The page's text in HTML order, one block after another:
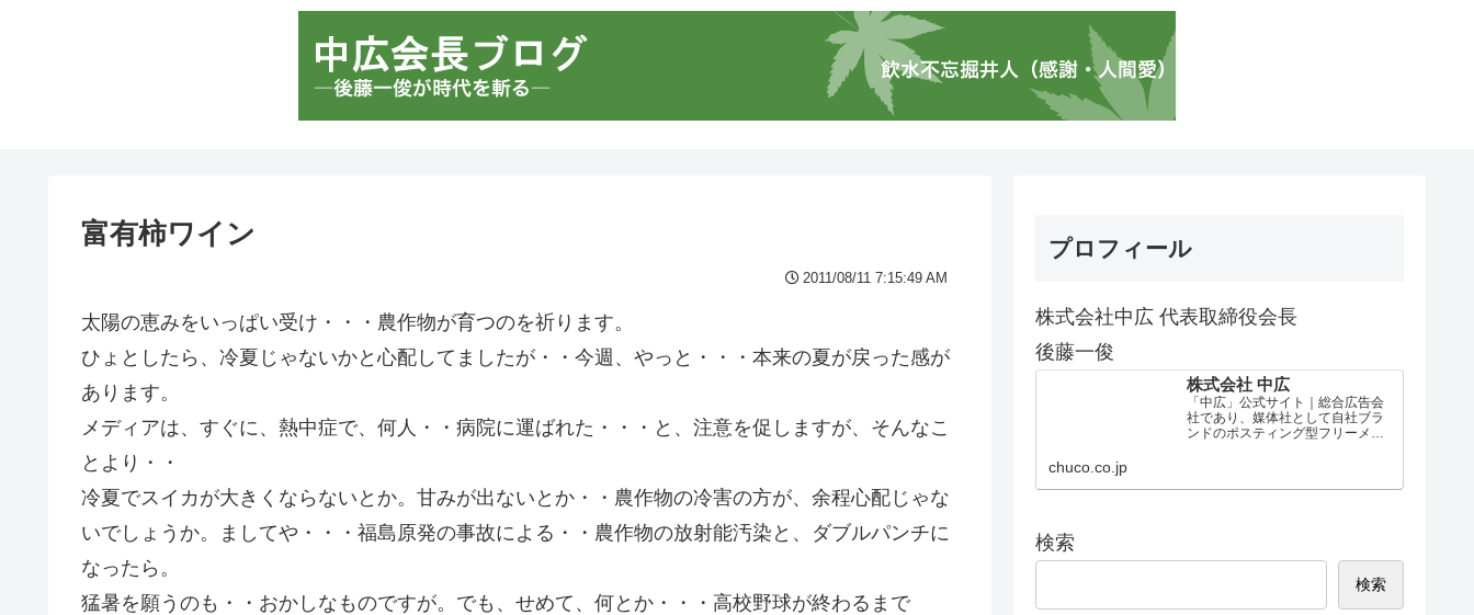
富有柿ワイン
2011/08/11 7:15:49 AM
太陽の恵みをいっぱい受け・・・農作物が育つのを祈ります。
ひょとしたら、冷夏じゃないかと心配してましたが・・今週、やっと・・・本来の夏が戻った感が
あります。
メディアは、すぐに、熱中症で、何人・・病院に運ばれた・・・と、注意を促しますが、そんなこ
とより・・
冷夏でスイカが大きくならないとか。甘みが出ないとか・・農作物の冷害の方が、余程心配じゃな
いでしょうか。ましてや・・・福島原発の事故による・・農作物の放射能汚染と、ダブルパンチに
なったら。
猛暑を願うのも・・おかしなものですが。でも、せめて、何とか・・・高校野球が終わるまで
プロフィール
株式会社中広 代表取締役会長
後藤一俊
株式会社 中広
「中広」公式サイト｜総合広告会
社であり、媒体社として自社ブラ
ンドのポスティング型フリーメデ
chuco.co.jp
検索
検索